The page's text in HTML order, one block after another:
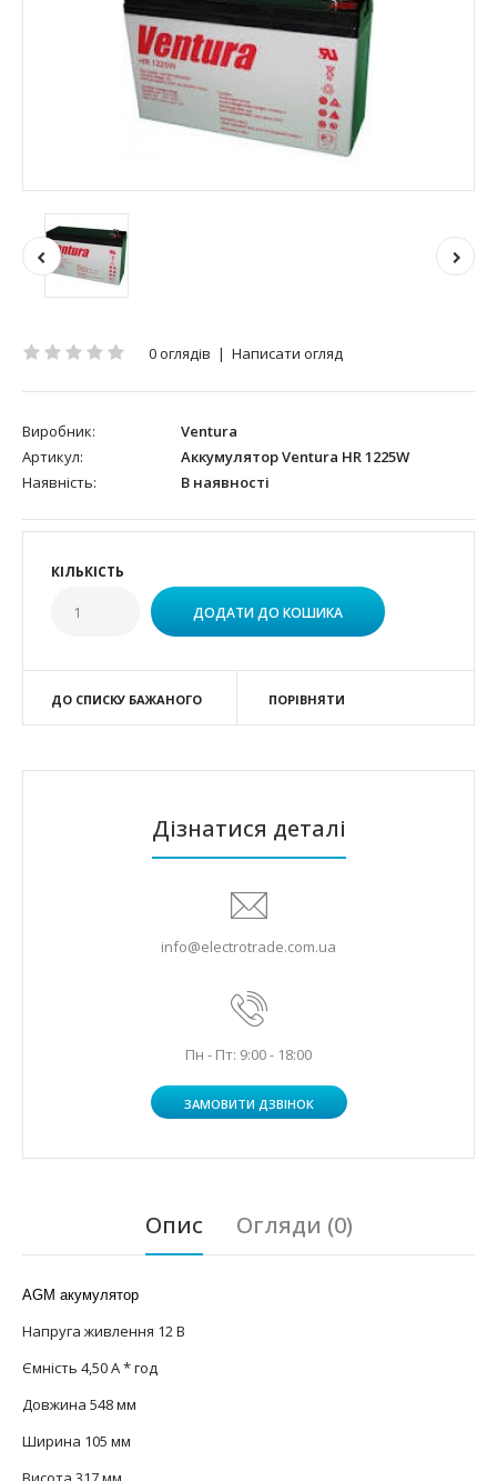
0 оглядів | Написати огляд
Виробник:
Ventura
Артикул:
Аккумулятор Ventura HR 1225W
Наявність:
В наявності
КІЛЬКІСТЬ
ДО СПИСКУ БАЖАНОГО ПОРІВНЯТИ
Дізнатися деталі
info@electrotrade.com.ua
Пн - Пт: 9:00 - 18:00
ЗАМОВИТИ ДЗВІНОК
Опис Огляди (0)
AGM акумулятор
Напруга живлення 12 В
Ємність 4,50 А * год
Довжина 548 мм
Ширина 105 мм